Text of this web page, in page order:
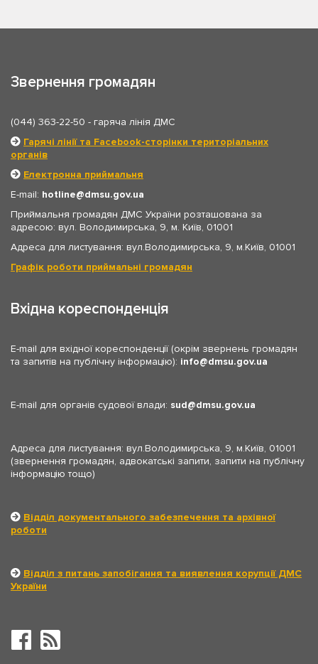
Звернення громадян
(044) 363-22-50 - гаряча лінія ДМС
Гарячі лінії та Facebook-сторінки територіальних
органів
Електронна приймальня
E-mail: hotline
dmsu.gov.ua
Приймальня громадян ДМС України розташована за
адресою: вул. Володимирська, 9, м. Київ, 01001
Адреса для листування: вул.Володимирська, 9, м.Київ, 01001
Графік роботи приймальні громадян
Вхідна кореспонденція
E-mail для вхідної кореспонденції (окрім звернень громадян
та запитів на публічну інформацію): info dmsu.gov.ua
E-mail для органів судової влади: sud dmsu.gov.ua
Адреса для листування: вул.Володимирська, 9, м.Київ, 01001
(звернення громадян, адвокатські запити, запити на публічну
інформацію тощо)
Відділ документального забезпечення та архівної
роботи
Відділ з питань запобігання та виявлення корупції ДМС
України